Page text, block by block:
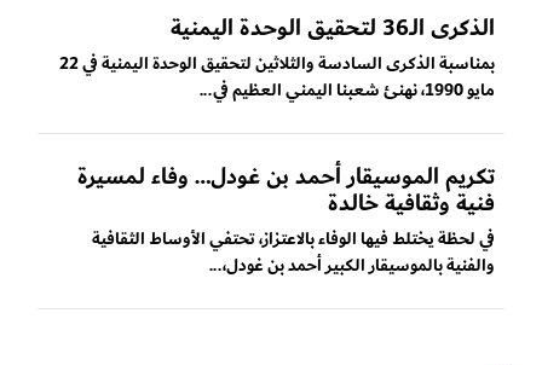
الذكرى الـ36 لتحقيق الوحدة اليمنية
بمناسبة الذكرى السادسة والثلاثين لتحقيق الوحدة اليمنية في 22
مايو 1990، نهنئ شعبنا اليمني العظيم في...
تكريم الموسيقار أحمد بن غودل… وفاء لمسيرة
فنية وثقافية خالدة
في لحظة يختلط فيها الوفاء بالاعتزاز، تحتفي الأوساط الثقافية
والفنية بالموسيقار الكبير أحمد بن غودل،...